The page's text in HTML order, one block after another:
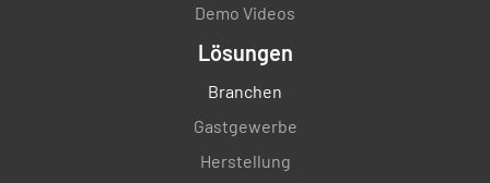
Demo Videos
Lösungen
Branchen
Gastgewerbe
Herstellung